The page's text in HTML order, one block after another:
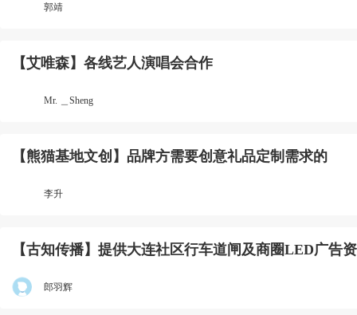
郭靖
【艾唯森】各线艺人演唱会合作
Mr. ＿Sheng
【熊猫基地文创】品牌方需要创意礼品定制需求的
李升
【古知传播】提供大连社区行车道闸及商圈LED广告
郎羽辉